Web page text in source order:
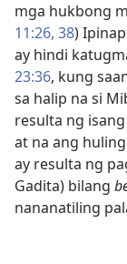
mga hukbong
11:26, 38)
ay hindi
23:36, kung
sa halip na si
resulta ng
at na ang
ay resulta ng
Gadita) bilang
nananatiling